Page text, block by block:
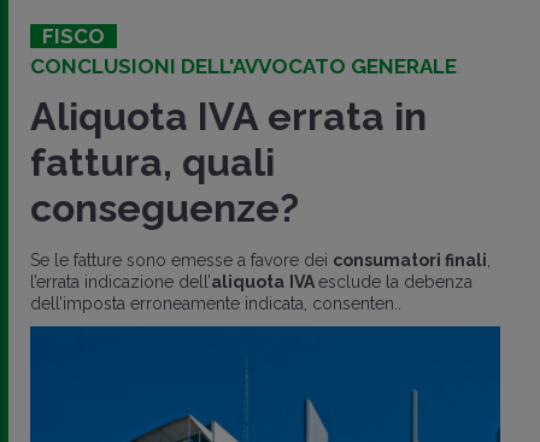
FISCO
CONCLUSIONI DELL'AVVOCATO GENERALE
Aliquota IVA errata in
fattura, quali
conseguenze?
Se le fatture sono emesse a favore dei consumatori finali
l’errata indicazione dell’aliquota IVAesclude la debenza
dell’imposta erroneamente indicata, consenten..